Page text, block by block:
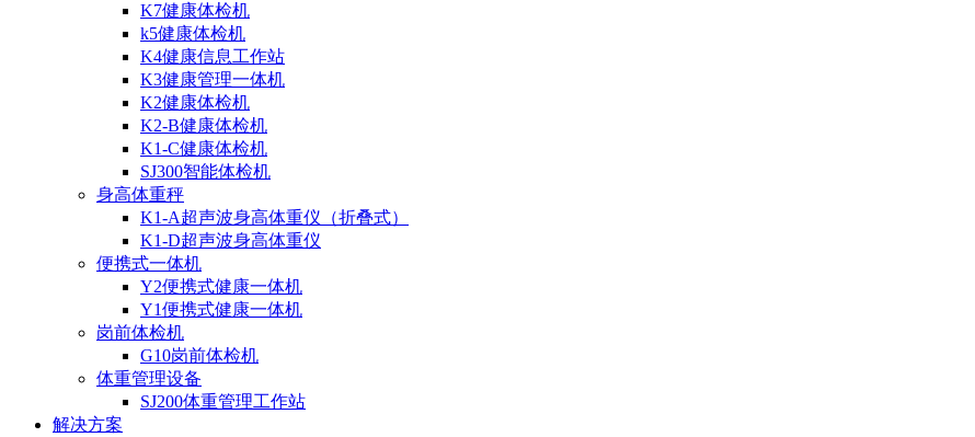
K7健康体检机
k5健康体检机
K4健康信息工作站
K3健康管理一体机
K2健康体检机
K2-B健康体检机
K1-C健康体检机
SJ300智能体检机
身高体重秤
K1-A超声波身高体重仪（折叠式）
K1-D超声波身高体重仪
便携式一体机
Y2便携式健康一体机
Y1便携式健康一体机
岗前体检机
G10岗前体检机
体重管理设备
SJ200体重管理工作站
解决方案